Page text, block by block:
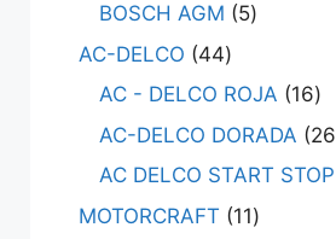
BOSCH AGM
5
AC-DELCO
44
AC - DELCO ROJA
16
AC-DELCO DORADA
26
AC DELCO START STOP
MOTORCRAFT
11